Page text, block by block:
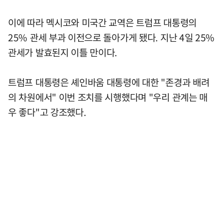
이에 따라 멕시코와 미국간 교역은 트럼프 대통령의
25% 관세 부과 이전으로 돌아가게 됐다. 지난 4일 25%
관세가 발효된지 이틀 만이다.
트럼프 대통령은 셰인바움 대통령에 대한 "존경과 배려
의 차원에서" 이번 조치를 시행했다며 "우리 관계는 매
우 좋다"고 강조했다.